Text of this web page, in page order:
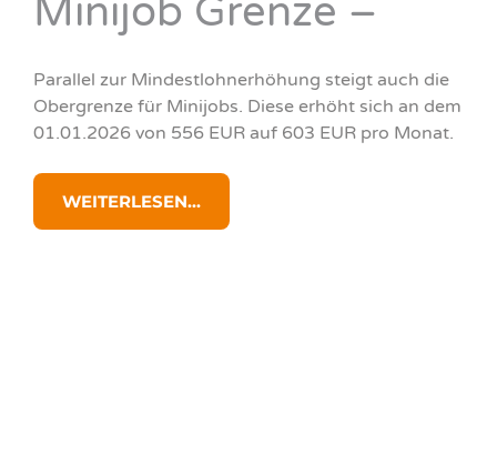
Minijob Grenze –
Parallel zur Mindestlohnerhöhung steigt auch die
Obergrenze für Minijobs. Diese erhöht sich an dem
01.01.2026 von 556 EUR auf 603 EUR pro Monat.
WEITERLESEN...